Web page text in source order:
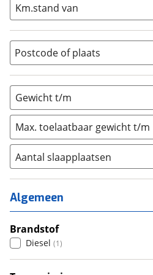
Opzetunit (0
Vouwwagen (0)
Km.stand van
Postcode of plaats
Gewicht t/m
Max. toelaatbaar gewicht t/m
Aantal slaapplaatsen
1 (0)
2 (0)
3 (0)
4 (1)
5 (0)
6+ (0)
Algemeen
Brandstof
Diesel (1)